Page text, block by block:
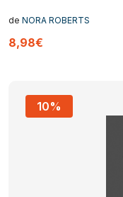
de NORA ROBERTS
8,98€
10%